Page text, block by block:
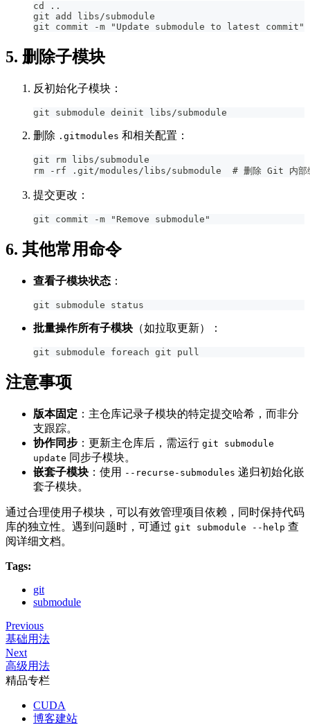
cd ..
git add libs/submodule
git commit -m "Update submodule to latest commit"
5. 删除子模块
反初始化子模块：
git submodule deinit libs/submodule
删除 .gitmodules 和相关配置：
git rm libs/submodule
rm -rf .git/modules/libs/submodule  # 删除 Git 内部
提交更改：
git commit -m "Remove submodule"
6. 其他常用命令
查看子模块状态 ：
git submodule status
批量操作所有子模块 （如拉取更新）：
git submodule foreach git pull
注意事项
版本固定 ：主仓库记录子模块的特定提交哈希，而非分
支跟踪。
协作同步 ：更新主仓库后，需运行 git submodule
update 同步子模块。
嵌套子模块 ：使用 --recurse-submodules 递归初始化嵌
套子模块。
通过合理使用子模块，可以有效管理项目依赖，同时保持代码
库的独立性。遇到问题时，可通过 git submodule --help 查
阅详细文档。
Tags:
git
submodule
Previous
基础用法
Next
高级用法
精品专栏
CUDA
博客建站